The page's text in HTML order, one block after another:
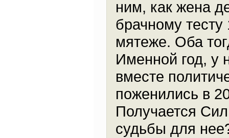
ним, как жена
брачному
мятеже. Оба
Именной год, у
вместе
поженились в
Получается
судьбы для